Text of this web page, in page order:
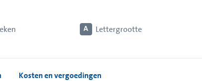
Lettergrootte
Kosten en vergoedingen